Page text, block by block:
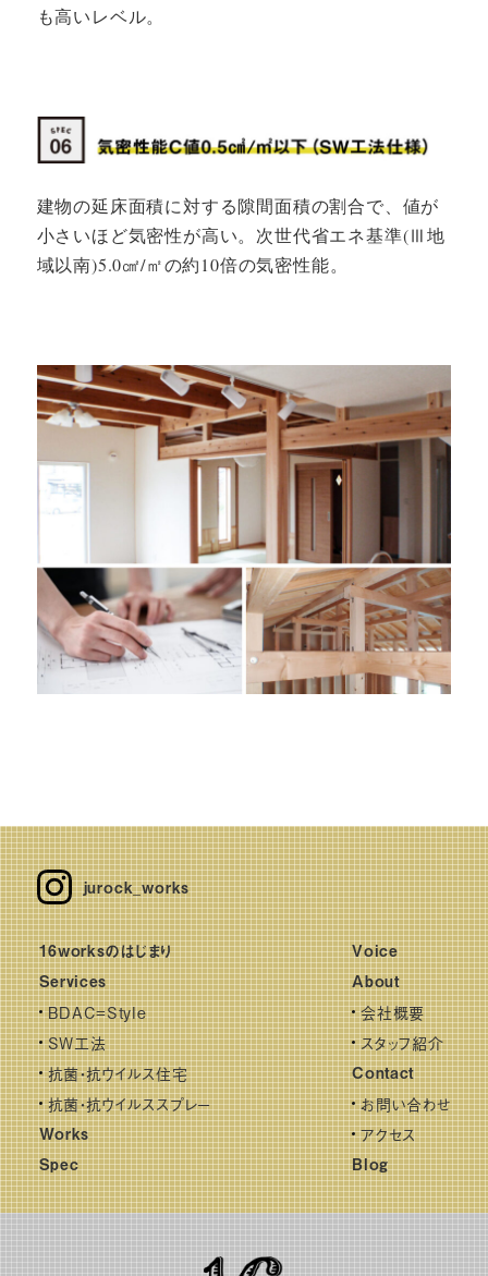
も高いレベル。
建物の延床面積に対する隙間面積の割合で、値が
小さいほど気密性が高い。次世代省エネ基準(Ⅲ地
域以南)5.0㎠/㎡の約10倍の気密性能。
jurock_works
16worksのはじまり
Services
BDAC=Style
SW工法
抗菌・抗ウイルス住宅
抗菌・抗ウイルススプレー
Works
Spec
Voice
About
会社概要
スタッフ紹介
Contact
お問い合わせ
アクセス
Blog